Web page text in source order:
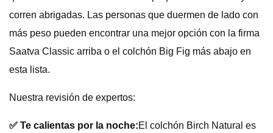
corren abrigadas. Las personas que duermen de lado con
más peso pueden encontrar una mejor opción con la firma
Saatva Classic arriba o el colchón Big Fig más abajo en
esta lista.
Nuestra revisión de expertos:
✅ Te calientas por la noche:El colchón Birch Natural es